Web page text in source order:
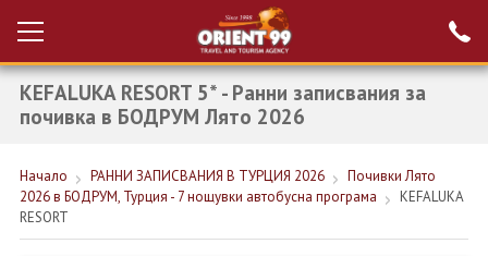
Вход за агенти
Проверка на
резервация
НОВА ГОДИНА ТУРЦИЯ
НОВА ГОДИНА
KEFALUKA RESORT 5* - Ранни записвания за
почивка в БОДРУМ Лято 2026
Начало РАННИ ЗАПИСВАНИЯ В ТУРЦИЯ 2026
Почивки Лято
2026 в БОДРУМ, Турция - 7 нощувки автобусна програма
KEFALUKA
RESORT